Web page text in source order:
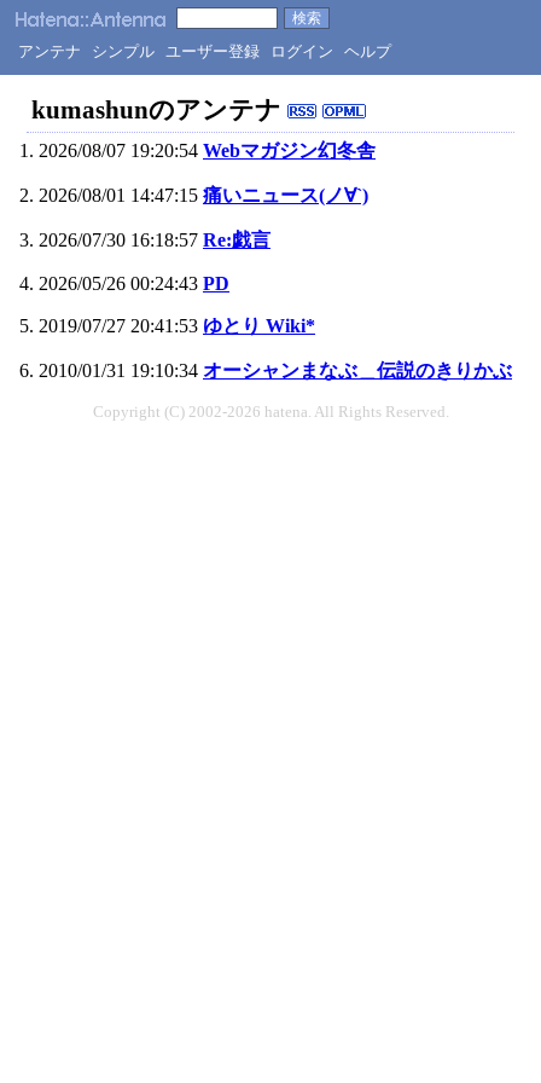
アンテナ シンプル ユーザー登録 ログイン ヘルプ
kumashunのアンテナ
2026/08/07 19:20:54 Webマガジン幻冬舎
2026/08/01 14:47:15 痛いニュース(ノ∀`)
2026/07/30 16:18:57 Re:戯言
2026/05/26 00:24:43 PD
2019/07/27 20:41:53 ゆとり Wiki*
2010/01/31 19:10:34 オーシャンまなぶ＿伝説のきりかぶ
Copyright (C) 2002-2026 hatena. All Rights Reserved.